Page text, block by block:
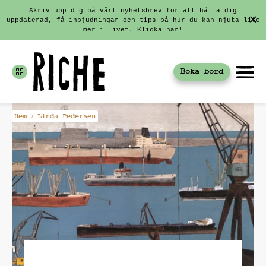
Fortsätt
till
innehållet
Skriv upp dig på vårt nyhetsbrev för att hålla dig
uppdaterad, få inbjudningar och tips på hur du kan njuta lite
mer i livet. Klicka här!
Boka bord
Hem Linda Pedersen